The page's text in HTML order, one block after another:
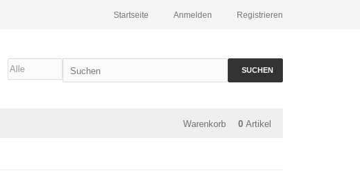
Registrieren
Anmelden
Startseite
SUCHEN
Warenkorb 0 Artikel